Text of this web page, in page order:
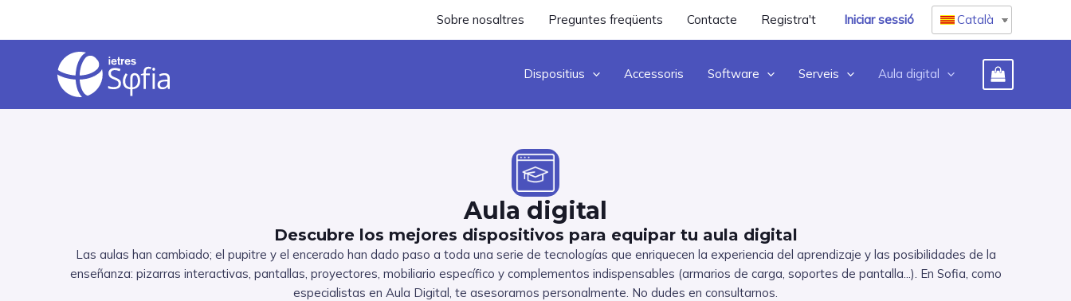
Sobre nosaltres Preguntes freqüents Contacte Registra't Iniciar sessió Català
Dispositius Accessoris Software Serveis Aula digital
Aula digital
Descubre los mejores dispositivos para equipar tu aula digital
Las aulas han cambiado; el pupitre y el encerado han dado paso a toda una serie de tecnologías que enriquecen la experiencia del aprendizaje y las posibilidades de la
enseñanza: pizarras interactivas, pantallas, proyectores, mobiliario específico y complementos indispensables (armarios de carga, soportes de pantalla...). En Sofia, como
especialistas en Aula Digital, te asesoramos personalmente. No dudes en consultarnos.